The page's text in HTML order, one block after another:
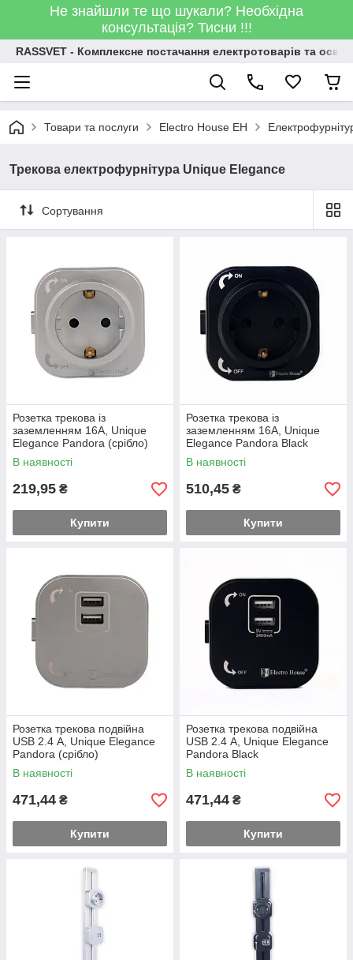
Не знайшли те що шукали? Необхідна
консультація? Тисни !!!
RASSVET - Комплексне постачання електротоварів та
Товари та послуги Electro House EH
Трекова електрофурнітура Unique Elegance
Сортування
Розетка трекова із
заземленням 16A, Unique
Elegance Pandora (срібло)
В наявності
219,95 ₴
Купити
Розетка трекова із
заземленням 16A, Unique
Elegance Pandora Black
В наявності
510,45 ₴
Купити
Розетка трекова подвійна
USB 2.4 А, Unique Elegance
Pandora (срібло)
В наявності
471,44 ₴
Купити
Розетка трекова подвійна
USB 2.4 А, Unique Elegance
Pandora Black
В наявності
471,44 ₴
Купити